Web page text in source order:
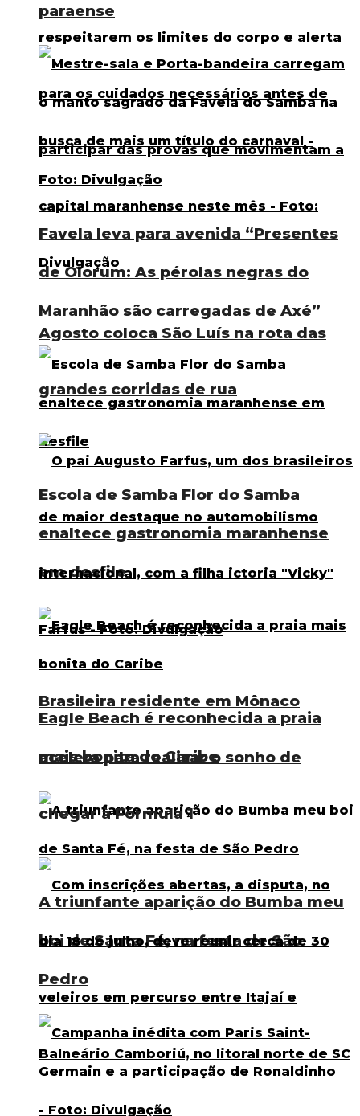
paraense
Favela leva para avenida “Presentes
de Olorum: As pérolas negras do
Maranhão são carregadas de Axé”
Escola de Samba Flor do Samba
enaltece gastronomia maranhense
em desfile
Eagle Beach é reconhecida a praia
mais bonita do Caribe
A triunfante aparição do Bumba meu
boi de Santa Fé, na festa de São
Pedro
Agosto coloca São Luís na rota das
grandes corridas de rua
Brasileira residente em Mônaco
acelera para realizar o sonho de
chegar à Fórmula 1